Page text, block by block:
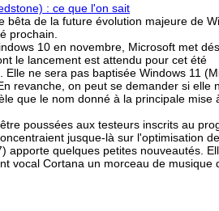
: ce que l'on sait
de la future évolution majeure de
prochain.
10 en novembre, Microsoft met
le lancement est attendu pour cet été
ne sera pas baptisée Windows 11
revanche, on peut se demander si elle
que le nom donné à la principale mise
poussées aux testeurs inscrits au
jusque-là sur l'optimisation
apporte quelques petites nouveautés.
vocal Cortana un morceau de musique